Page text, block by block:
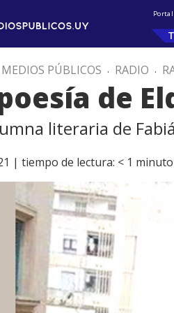
PÚBLICOS . RADIO .
de
literaria de
| tiempo de lectura: < 1 minuto